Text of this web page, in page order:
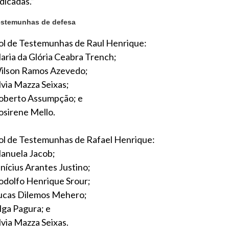
de defesa
de Testemunhas de Raul Henrique:
da Glória Ceabra Trench;
Ramos Azevedo;
Mazza Seixas;
Assumpção; e
Mello.
de Testemunhas de Rafael Henrique:
Jacob;
Arantes Justino;
Henrique Srour;
Dilemos Mehero;
Pagura; e
Mazza Seixas.